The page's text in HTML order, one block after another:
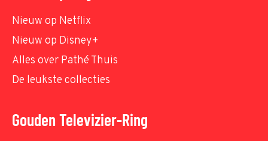
Nieuw op Netflix
Nieuw op Disney+
Alles over Pathé Thuis
De leukste collecties
Gouden Televizier-Ring